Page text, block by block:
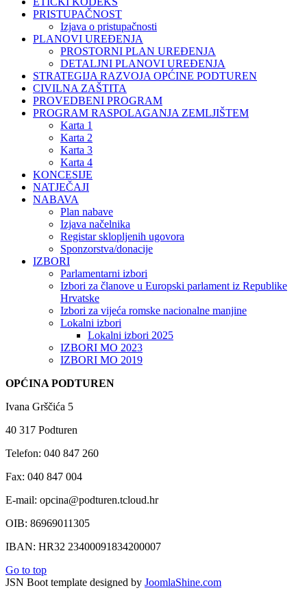
PRISTUPAČNOST
Izjava o pristupačnosti
PLANOVI UREĐENJA
PROSTORNI PLAN UREĐENJA
DETALJNI PLANOVI UREĐENJA
STRATEGIJA RAZVOJA OPĆINE PODTUREN
CIVILNA ZAŠTITA
PROVEDBENI PROGRAM
PROGRAM RASPOLAGANJA ZEMLJIŠTEM
Karta 1
Karta 2
Karta 3
Karta 4
KONCESIJE
NATJEČAJI
NABAVA
Plan nabave
Izjava načelnika
Registar sklopljenih ugovora
Sponzorstva/donacije
IZBORI
Parlamentarni izbori
Izbori za članove u Europski parlament iz Republike
Hrvatske
Izbori za vijeća romske nacionalne manjine
Lokalni izbori
Lokalni izbori 2025
IZBORI MO 2023
IZBORI MO 2019
OPĆINA PODTUREN
Ivana Grščića 5
40 317 Podturen
Telefon: 040 847 260
Fax: 040 847 004
E-mail: opcina@podturen.tcloud.hr
OIB: 86969011305
IBAN: HR32 23400091834200007
Go to top
JSN Boot template designed by JoomlaShine.com